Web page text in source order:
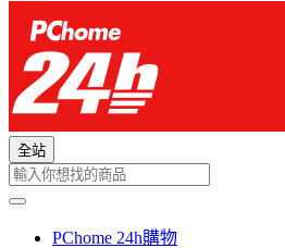
全站
PChome 24h購物